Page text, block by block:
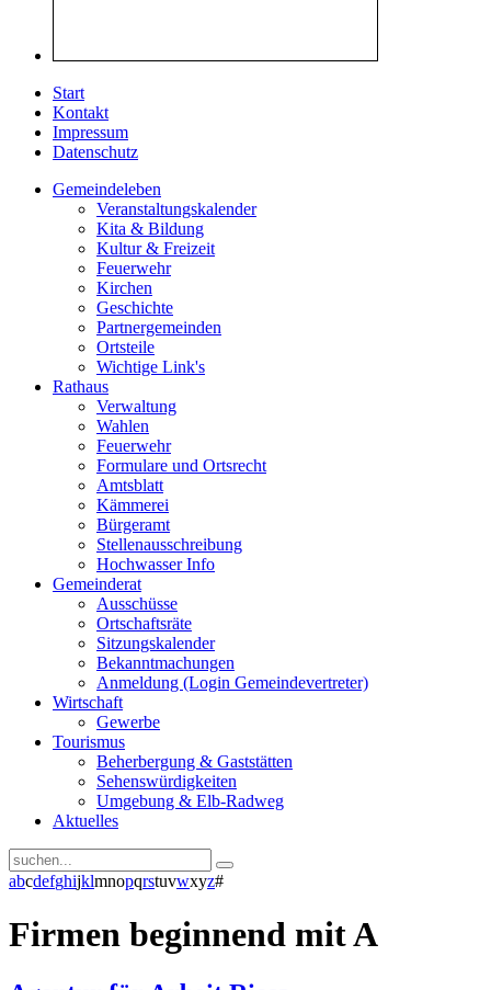
Start
Kontakt
Impressum
Datenschutz
Gemeindeleben
Veranstaltungskalender
Kita & Bildung
Kultur & Freizeit
Feuerwehr
Kirchen
Geschichte
Partnergemeinden
Ortsteile
Wichtige Link's
Rathaus
Verwaltung
Wahlen
Feuerwehr
Formulare und Ortsrecht
Amtsblatt
Kämmerei
Bürgeramt
Stellenausschreibung
Hochwasser Info
Gemeinderat
Ausschüsse
Ortschaftsräte
Sitzungskalender
Bekanntmachungen
Anmeldung (Login Gemeindevertreter)
Wirtschaft
Gewerbe
Tourismus
Beherbergung & Gaststätten
Sehenswürdigkeiten
Umgebung & Elb-Radweg
Aktuelles
abcdefghijklmnopqrstuvwxyz#
Firmen beginnend mit A